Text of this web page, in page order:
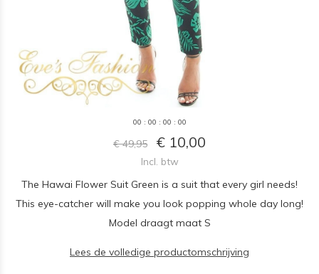
00 : 00 : 00 : 00
€ 49,95 € 10,00
Incl. btw
The Hawai Flower Suit Green is a suit that every girl needs!
This eye-catcher will make you look popping whole day long!
Model draagt maat S
Lees de volledige productomschrijving